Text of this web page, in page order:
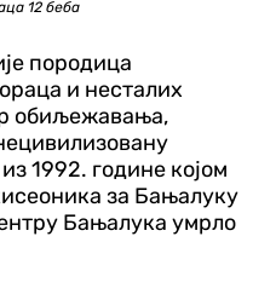
12 беба
породица
и несталих
обиљежавања,
1992. године којом
за Бањалуку
Бањалука умрло